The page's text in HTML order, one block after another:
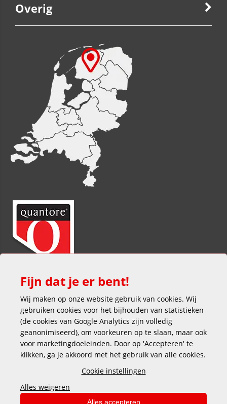
Overig
Veilig en gemakkelijk betalen
Fijn dat je er bent!
Wij maken op onze website gebruik van cookies. Wij
gebruiken cookies voor het bijhouden van statistieken
(de cookies van Google Analytics zijn volledig
geanonimiseerd), om voorkeuren op te slaan, maar ook
voor marketingdoeleinden. Door op 'Accepteren' te
klikken, ga je akkoord met het gebruik van alle cookies.
Cookie instellingen
Alles weigeren
Alles accepteren